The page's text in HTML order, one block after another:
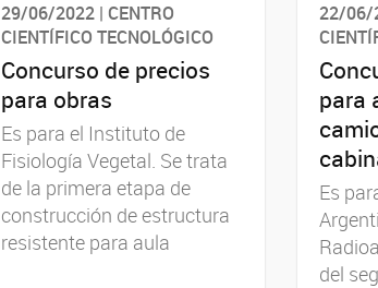
29/06/2022 | CENTRO
CIENTÍFICO TECNOLÓGICO
Concurso de precios
para obras
Es para el Instituto de
Fisiología Vegetal. Se trata
de la primera etapa de
construcción de estructura
resistente para aula
22/06/
para
Es
del